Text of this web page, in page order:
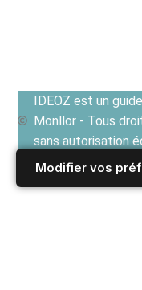
Modifier vos
IDEOZ est un
Monllor - Tous
sans autorisation
Voir les Conditions